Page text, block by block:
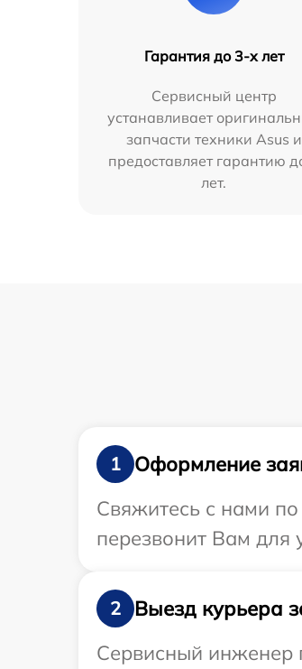
Гарантия до 3-х лет
Сервисный центр
устанавливает
запчасти техники Asus и
предоставляет гарантию
лет.
1
Оформление
Свяжитесь с нами по
перезвонит Вам для
2
Выезд курьера
Сервисный инженер